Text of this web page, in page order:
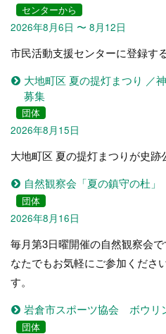
センターから
2026年8月6日 〜 8月12日
市民活動支援センターに登録す
大地町区 夏の提灯まつり ／
募集
団体
2026年8月15日
大地町区 夏の提灯まつりが史跡
自然観察会「夏の鎮守の杜」
団体
2026年8月16日
毎月第3日曜開催の自然観察会
なたでもお気軽にご参加くださ
す。
岩倉市スポーツ協会 ボウリ
団体